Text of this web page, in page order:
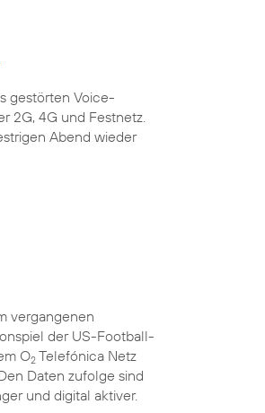
gestörten Voice-
2G, 4G und Festnetz.
Abend wieder
vergangenen
der US-Football-
O2 Telefónica Netz
Daten zufolge sind
und digital aktiver.